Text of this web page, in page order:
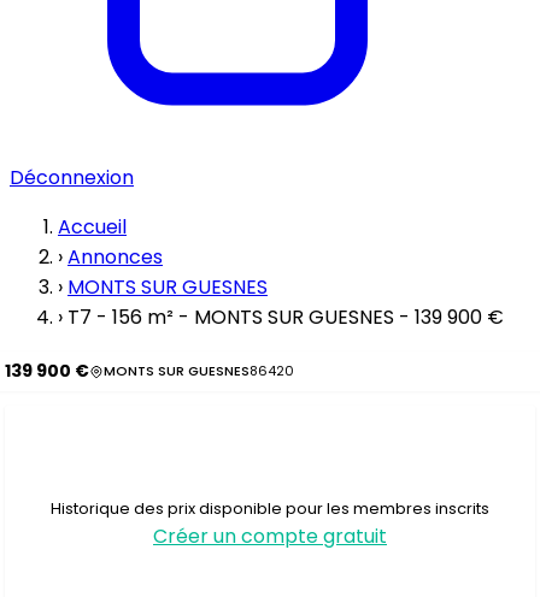
Déconnexion
Accueil
›Annonces
› MONTS SUR GUESNES
› T7 - 156 m² - MONTS SUR GUESNES - 139 900 €
139 900 € MONTS SUR GUESNES86420
Historique des prix disponible pour les membres inscrits
Créer un compte gratuit